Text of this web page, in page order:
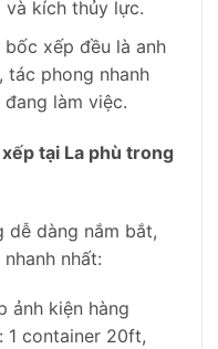
kích thủy lực.
bốc xếp đều là anh
tác phong nhanh
làm việc.
tại La phù trong
dễ dàng nắm bắt,
nhất:
ảnh kiện hàng
1 container 20ft,